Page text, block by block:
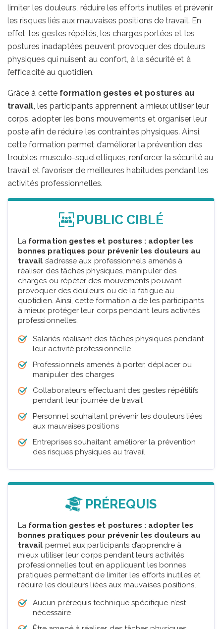
limiter les douleurs, réduire les efforts inutiles et prévenir
les risques liés aux mauvaises positions de travail. En
effet, les gestes répétés, les charges portées et les
postures inadaptées peuvent provoquer des douleurs
physiques qui nuisent au confort, à la sécurité et à
l’efficacité au quotidien.
Grâce à cette formation gestes et postures au
travail, les participants apprennent à mieux utiliser leur
corps, adopter les bons mouvements et organiser leur
poste afin de réduire les contraintes physiques. Ainsi,
cette formation permet d’améliorer la prévention des
troubles musculo-squelettiques, renforcer la sécurité au
travail et favoriser de meilleures habitudes pendant les
activités professionnelles.
PUBLIC CIBLÉ
La formation gestes et postures : adopter les
bonnes pratiques pour prévenir les douleurs au
travail s’adresse aux professionnels amenés à
réaliser des tâches physiques, manipuler des
charges ou répéter des mouvements pouvant
provoquer des douleurs ou de la fatigue au
quotidien. Ainsi, cette formation aide les participants
à mieux protéger leur corps pendant leurs activités
professionnelles.
Salariés réalisant des tâches physiques pendant
leur activité professionnelle
Professionnels amenés à porter, déplacer ou
manipuler des charges
Collaborateurs effectuant des gestes répétitifs
pendant leur journée de travail
Personnel souhaitant prévenir les douleurs liées
aux mauvaises positions
Entreprises souhaitant améliorer la prévention
des risques physiques au travail
PRÉREQUIS
La formation gestes et postures : adopter les
bonnes pratiques pour prévenir les douleurs au
travail permet aux participants d’apprendre à
mieux utiliser leur corps pendant leurs activités
professionnelles tout en appliquant les bonnes
pratiques permettant de limiter les efforts inutiles et
réduire les douleurs liées aux mauvaises positions.
Aucun prérequis technique spécifique n’est
nécessaire